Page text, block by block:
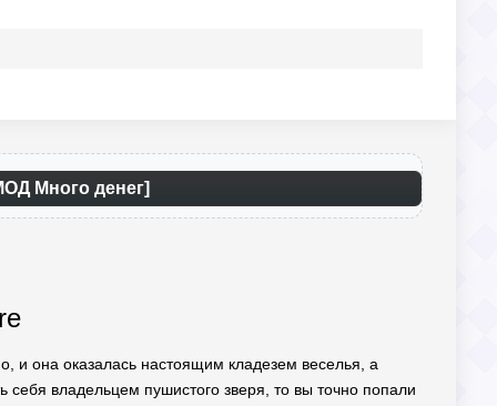
Много денег]
и она оказалась настоящим кладезем веселья, а
владельцем пушистого зверя, то вы точно попали